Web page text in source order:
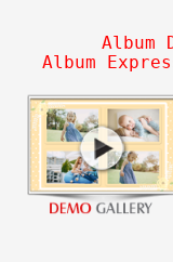
Album
Album